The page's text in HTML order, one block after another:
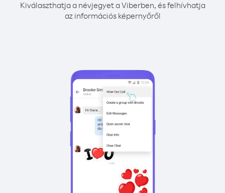
Kiválaszthatja a névjegyet a Viberben, és felhívhatja
az információs képernyőről